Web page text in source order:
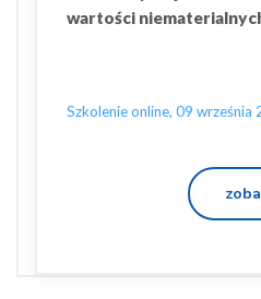
wartości
Szkolenie online, 09 września